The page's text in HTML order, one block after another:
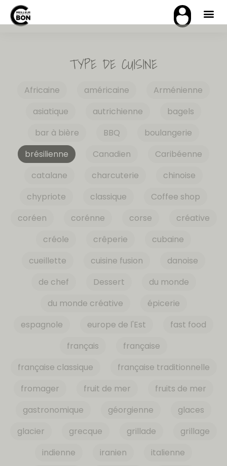
TYPE DE CUISINE
Africaine américaine
Arménienne
asiatique
autrichienne
bagels
bar à bière
BBQ
boulangerie
brésilienne
Canadien
Caribéenne
catalane
charcuterie
chinoise
chypriote
classique
Coffee shop
coréen
corénne corse
créative
créole
crêperie
cubaine
cueillette
cuisine fusion
danoise
de chef
Dessert
du monde
du monde créative
épicerie
espagnole
europe de l'Est
fast food
français
française
française classique
française traditionnelle
fromager
fruit de mer
fruits de mer
gastronomique
géorgienne
glaces
glacier
grecque grillade
grillage
indienne
iranien
italienne